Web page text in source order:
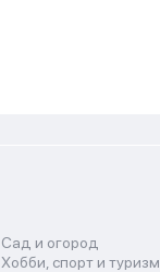
Сад и огород
Хобби, спорт и туризм